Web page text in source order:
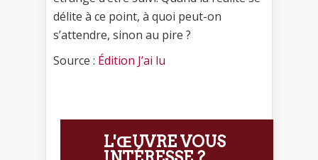
délite à ce point, à quoi peut-on
s’attendre, sinon au pire ?
Source : Édition J’ai lu
L'ŒUVRE VOUS